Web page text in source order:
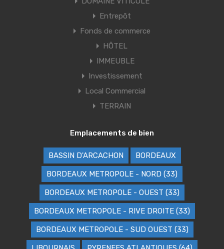
Entrepôt
Fonds de commerce
HÔTEL
IMMEUBLE
Investissement
Local Commercial
TERRAIN
Emplacements de bien
BASSIN D'ARCACHON BORDEAUX
BORDEAUX METROPOLE - NORD (33)
BORDEAUX METROPOLE - OUEST (33)
BORDEAUX METROPOLE - RIVE DROITE (33)
BORDEAUX METROPOLE - SUD OUEST (33)